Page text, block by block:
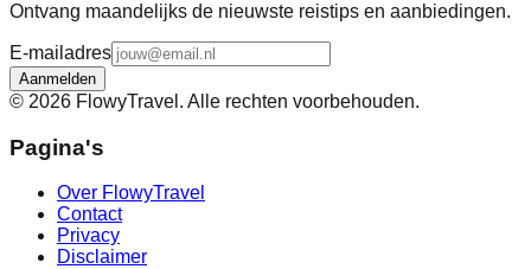
Ontvang maandelijks de nieuwste reistips en aanbiedingen.
E-mailadres
Aanmelden
© 2026 FlowyTravel. Alle rechten voorbehouden.
Pagina's
Over FlowyTravel
Contact
Privacy
Disclaimer